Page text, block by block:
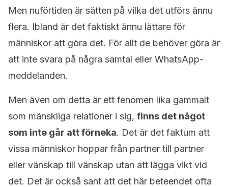
Men nuförtiden är sätten på vilka det utförs ännu
flera. Ibland är det faktiskt ännu lättare för
människor att göra det. För allt de behöver göra är
att inte svara på några samtal eller WhatsApp-
meddelanden.
Men även om detta är ett fenomen lika gammalt
som mänskliga relationer i sig, finns det något
som inte går att förneka. Det är det faktum att
vissa människor hoppar från partner till partner
eller vänskap till vänskap utan att lägga vikt vid
det. Det är också sant att det här beteendet ofta